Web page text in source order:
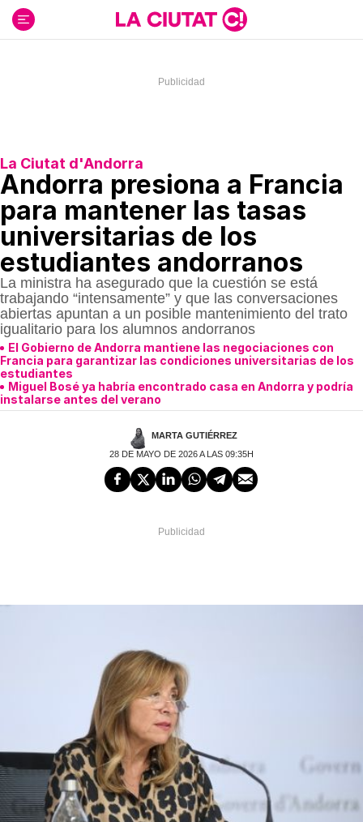
contenido
La Ciutat d'Andorra
Andorra presiona a Francia
para mantener las tasas
universitarias de los
estudiantes andorranos
La ministra ha asegurado que la cuestión se está
trabajando “intensamente” y que las conversaciones
abiertas apuntan a un posible mantenimiento del trato
igualitario para los alumnos andorranos
El Gobierno de Andorra mantiene las negociaciones con
Francia para garantizar las condiciones universitarias de los
estudiantes
Miguel Bosé ya habría encontrado casa en Andorra y podría
instalarse antes del verano
MARTA GUTIÉRREZ
28 DE MAYO DE 2026 A LAS 09:35H